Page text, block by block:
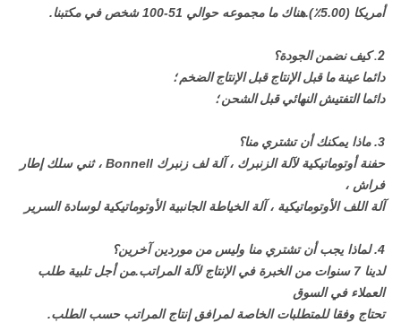
أمريكا (5.00٪).هناك ما مجموعه حوالي 51-100 شخص في مكتبنا.
2. كيف نضمن الجودة؟
دائما عينة ما قبل الإنتاج قبل الإنتاج الضخم ؛
دائما التفتيش النهائي قبل الشحن ؛
3. ماذا يمكنك أن تشتري منا؟
حفنة أوتوماتيكية لآلة الزنبرك ، آلة لف زنبرك Bonnell ، ثني سلك إطار
فراش ،
آلة اللف الأوتوماتيكية ، آلة الخياطة الجانبية الأوتوماتيكية لوسادة السرير
4. لماذا يجب أن تشتري منا وليس من موردين آخرين؟
لدينا 7 سنوات من الخبرة في الإنتاج لآلة المراتب.من أجل تلبية طلب
العملاء في السوق
تحتاج وفقا للمتطلبات الخاصة لمرافق إنتاج المراتب حسب الطلب.